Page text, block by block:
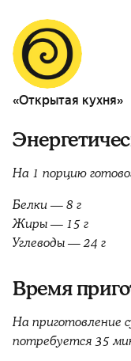
«Открытая кухня»
На 1 порцию
Белки — 8 г
Жиры — 15 г
Углеводы — 24 г
Время
На приготовление
потребуется 35